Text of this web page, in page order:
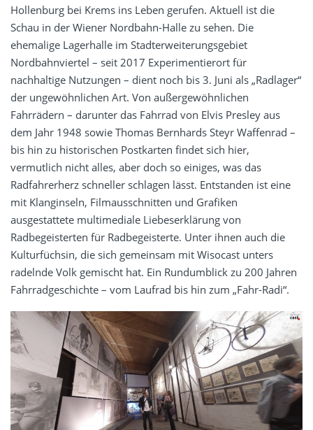
Hollenburg bei Krems ins Leben gerufen. Aktuell ist die
Schau in der Wiener Nordbahn-Halle zu sehen. Die
ehemalige Lagerhalle im Stadterweiterungsgebiet
Nordbahnviertel – seit 2017 Experimentierort für
nachhaltige Nutzungen – dient noch bis 3. Juni als „Radlager“
der ungewöhnlichen Art. Von außergewöhnlichen
Fahrrädern – darunter das Fahrrad von Elvis Presley aus
dem Jahr 1948 sowie Thomas Bernhards Steyr Waffenrad –
bis hin zu historischen Postkarten findet sich hier,
vermutlich nicht alles, aber doch so einiges, was das
Radfahrerherz schneller schlagen lässt. Entstanden ist eine
mit Klanginseln, Filmausschnitten und Grafiken
ausgestattete multimediale Liebeserklärung von
Radbegeisterten für Radbegeisterte. Unter ihnen auch die
Kulturfüchsin, die sich gemeinsam mit Wisocast unters
radelnde Volk gemischt hat. Ein Rundumblick zu 200 Jahren
Fahrradgeschichte – vom Laufrad bis hin zum „Fahr-Radi“.